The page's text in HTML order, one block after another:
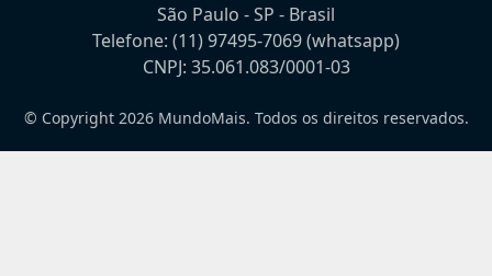
São Paulo - SP - Brasil
Telefone: (11) 97495-7069(whatsapp)
CNPJ: 35.061.083/0001-03
© Copyright 2026 MundoMais. Todos os direitos reservados.